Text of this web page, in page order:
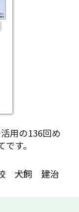
用の136回め
す。
校 犬飼 建治